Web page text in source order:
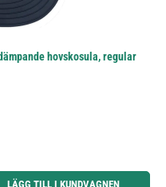
hovskosula, regular
för att öka eller minska kvantiteten.
LÄGG TILL I KUNDVAGNEN